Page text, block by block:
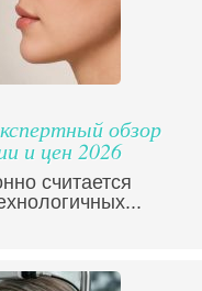
обзор
и цен 2026
считается